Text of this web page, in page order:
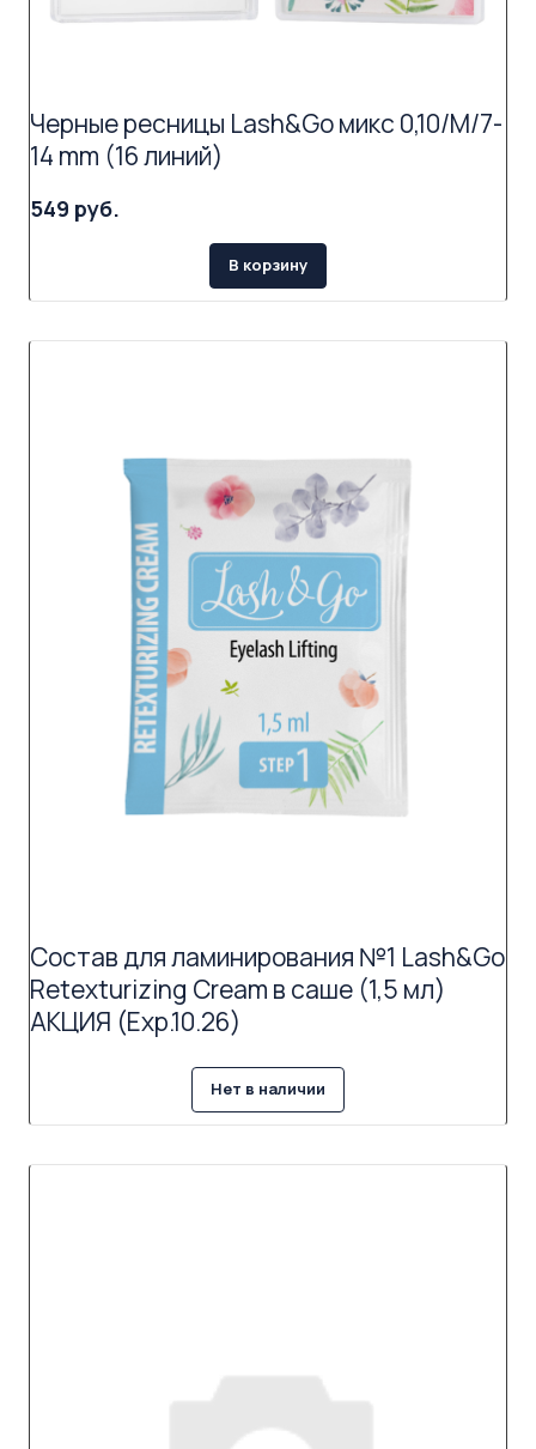
Черные ресницы Lash&Go микс 0,10/M/7-
14 mm (16 линий)
549 руб.
В корзину
Состав для ламинирования №1 Lash&Go
Retexturizing Cream в саше (1,5 мл)
АКЦИЯ (Exp.10.26)
Нет в наличии